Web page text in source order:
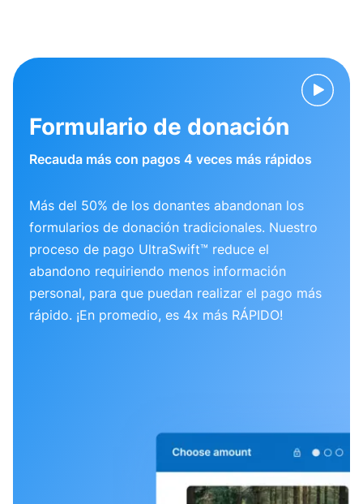
Formulario de donación
Recauda más con pagos 4 veces más rápidos
Más del 50% de los donantes abandonan los
formularios de donación tradicionales. Nuestro
proceso de pago UltraSwift™ reduce el
abandono requiriendo menos información
personal, para que puedan realizar el pago más
rápido. ¡En promedio, es 4x más RÁPIDO!